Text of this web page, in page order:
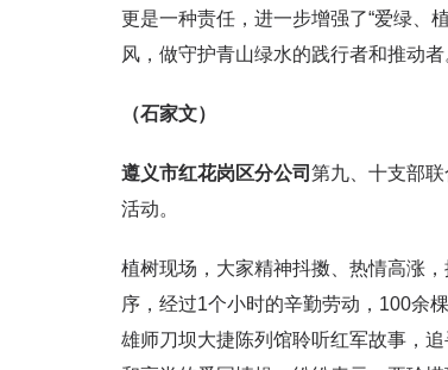
更是一种责任，进一步增强了“爱绿、
风，做守护青山绿水的践行者和推动者
（石家文）
遵义市红花岗区分公司 第九、十支部
活动。
植树现场，大家精神抖擞、热情高涨
序，经过1个小时的辛勤劳动，100余
雄师刀坝大捷陈列馆聆听红军故事，